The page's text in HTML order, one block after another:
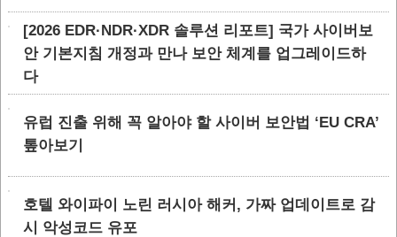
[2026 EDR·NDR·XDR 솔루션 리포트] 국가 사이버보
안 기본지침 개정과 만나 보안 체계를 업그레이드하
다
유럽 진출 위해 꼭 알아야 할 사이버 보안법 ‘EU CRA’
톺아보기
호텔 와이파이 노린 러시아 해커, 가짜 업데이트로 감
시 악성코드 유포